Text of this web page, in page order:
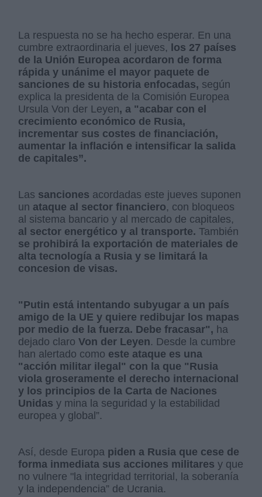
La respuesta no se ha hecho esperar. En una
cumbre extraordinaria el jueves, los 27 países
de la Unión Europea acordaron de forma
rápida y unánime el mayor paquete de
sanciones de su historia enfocadas, según
explica la presidenta de la Comisión Europea
Ursula Von der Leyen, a "acabar con el
crecimiento económico de Rusia,
incrementar sus costes de financiación,
aumentar la inflación e intensificar la salida
de capitales”.
Las sanciones acordadas este jueves suponen
un ataque al sector financiero, con bloqueos
al sistema bancario y al mercado de capitales,
al sector energético y al transporte. También
se prohibirá la exportación de materiales de
alta tecnología a Rusia y se limitará la
concesion de visas.
"Putin está intentando subyugar a un país
amigo de la UE y quiere redibujar los mapas
por medio de la fuerza. Debe fracasar", ha
dejado claroVon der Leyen. Desde la cumbre
han alertado como este ataque es una
"acción militar ilegal" con la que "Rusia
viola groseramente el derecho internacional
y los principios de la Carta de Naciones
Unidas y mina la seguridad y la estabilidad
europea y global”.
Así, desde Europa piden a Rusia que cese de
forma inmediata sus acciones militares y que
no vulnere "la integridad territorial, la soberanía
y la independencia” de Ucrania.